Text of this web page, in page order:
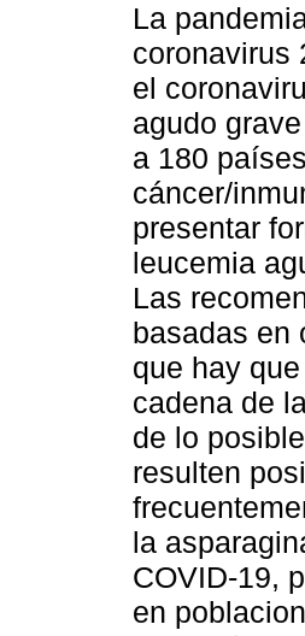
La
coronavirus
el
agudo
a 180
cáncer/
presentar
leucemia
Las
basadas en
que hay
cadena de
de lo
resulten
la
COVID-19,
en